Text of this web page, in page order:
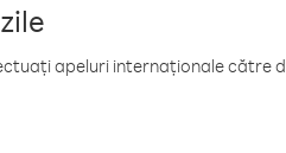
apeluri internaționale către